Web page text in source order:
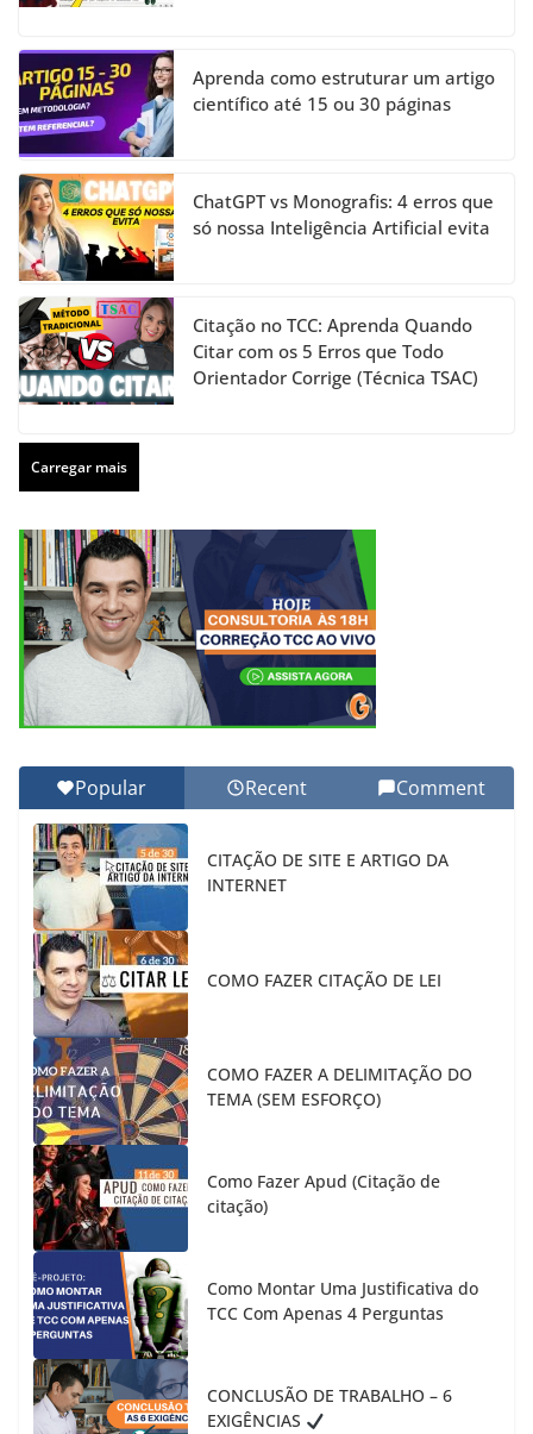
Aprenda como estruturar um artigo
científico até 15 ou 30 páginas
ChatGPT vs Monografis: 4 erros que
só nossa Inteligência Artificial evita
Citação no TCC: Aprenda Quando
Citar com os 5 Erros que Todo
Orientador Corrige (Técnica TSAC)
Carregar mais
Popular Recent Comment
CITAÇÃO DE SITE E ARTIGO DA
INTERNET
COMO FAZER CITAÇÃO DE LEI
COMO FAZER A DELIMITAÇÃO DO
TEMA (SEM ESFORÇO)
Como Fazer Apud (Citação de
citação)
Como Montar Uma Justificativa do
TCC Com Apenas 4 Perguntas
CONCLUSÃO DE TRABALHO – 6
EXIGÊNCIAS